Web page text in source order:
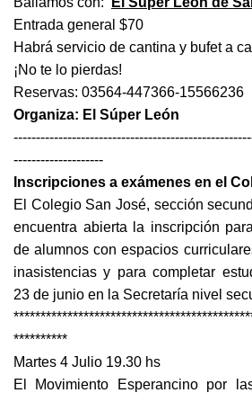
Entrada general $70
Habrá servicio de cantina y bufet a
¡No te lo pierdas!
Reservas: 03564-447366-15566236
Organiza: El Súper León
--------------------
Inscripciones a exámenes en el
El Colegio San José, sección
encuentra abierta la inscripción
de alumnos con espacios
inasistencias y para completar
23 de junio en la Secretaría nivel
**********
Martes 4 Julio 19.30 hs
El Movimiento Esperancino por